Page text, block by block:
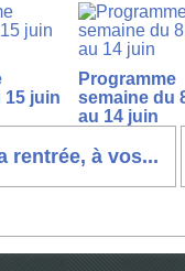
15 juin
Programme
semaine du
au 14 juin
rentrée, à vos...